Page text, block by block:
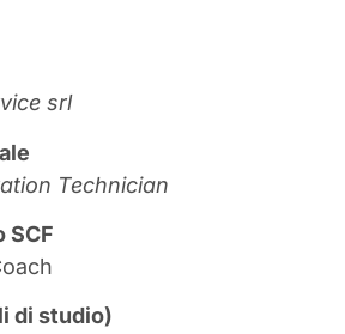
srl
Technician
SCF
di studio)